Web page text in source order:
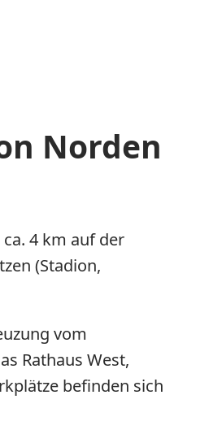
Norden
4 km auf der
(Stadion,
vom
Rathaus West,
befinden sich